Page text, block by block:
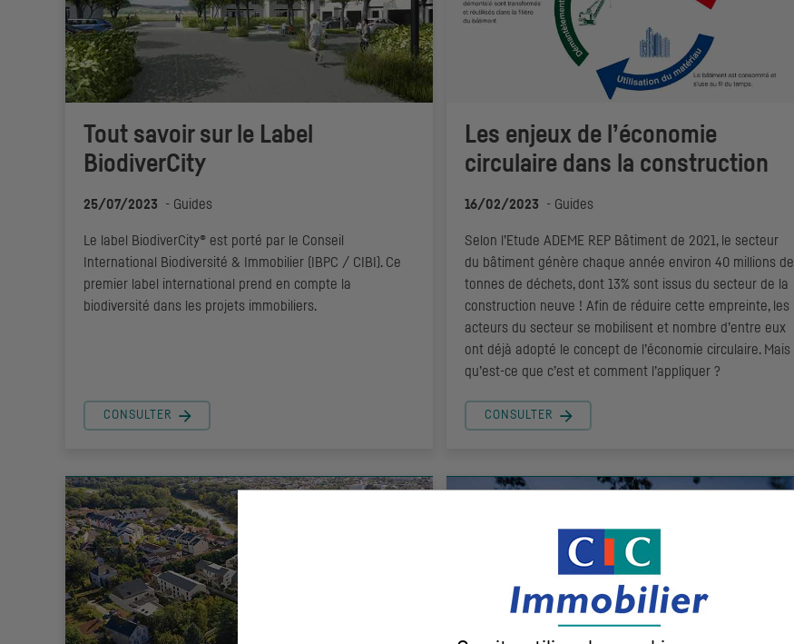
Tout savoir sur le Label
BiodiverCity
25/07/2023 - Guides
Le label BiodiverCity® est porté par le Conseil
International Biodiversité & Immobilier (IBPC / CIBI). Ce
premier label international prend en compte la
biodiversité dans les projets immobiliers.
CONSULTER
Les enjeux de l’économie
circulaire dans la construction
16/02/2023 - Guides
Selon l’Etude ADEME REP Bâtiment de 2021, le secteur
du bâtiment génère chaque année environ 40 millions de
tonnes de déchets, dont 13% sont issus du secteur de la
construction neuve ! Afin de réduire cette empreinte, les
acteurs du secteur se mobilisent et nombre d’entre eux
ont déjà adopté le concept de l’économie circulaire. Mais
qu’est-ce que c’est et comment l’appliquer ?
CONSULTER